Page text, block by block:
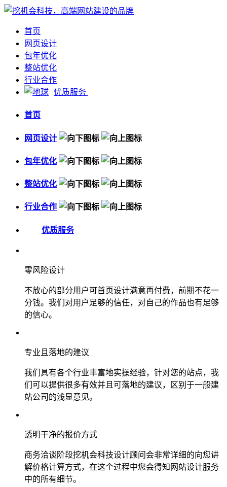
首页
网页设计
包年优化
整站优化
行业合作
优质服务
首页
网页设计
包年优化
整站优化
行业合作
优质服务
零风险设计
不放心的部分用户可首页设计满意再付费，前期不花一
分钱。我们对用户足够的信任，对自己的作品也有足够
的信心。
专业且落地的建议
我们具有各个行业丰富地实操经验，针对您的站点，我
们可以提供很多有效并且可落地的建议，区别于一般建
站公司的浅显意见。
透明干净的报价方式
商务洽谈阶段挖机会科技设计顾问会非常详细的向您讲
解价格计算方式，在这个过程中您会得知网站设计服务
中的所有细节。